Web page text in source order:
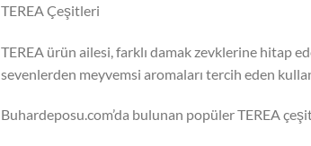
TEREA Çeşitleri
TEREA ürün ailesi, farklı damak zevklerine hitap
sevenlerden meyvemsi aromaları tercih eden
Buhardeposu.com’da bulunan popüler TEREA